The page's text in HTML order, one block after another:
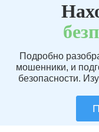
без
Подробно
мошенники, и
безопасности.